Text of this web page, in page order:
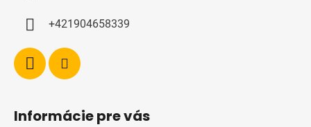
+421904658339
Informácie pre vás